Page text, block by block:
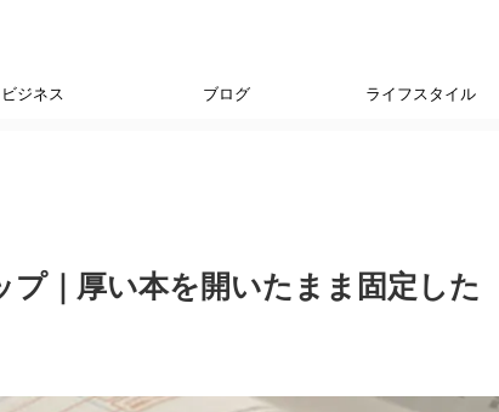
ビジネス ブログ ライフスタイル
プ｜厚い本を開いたまま固定した